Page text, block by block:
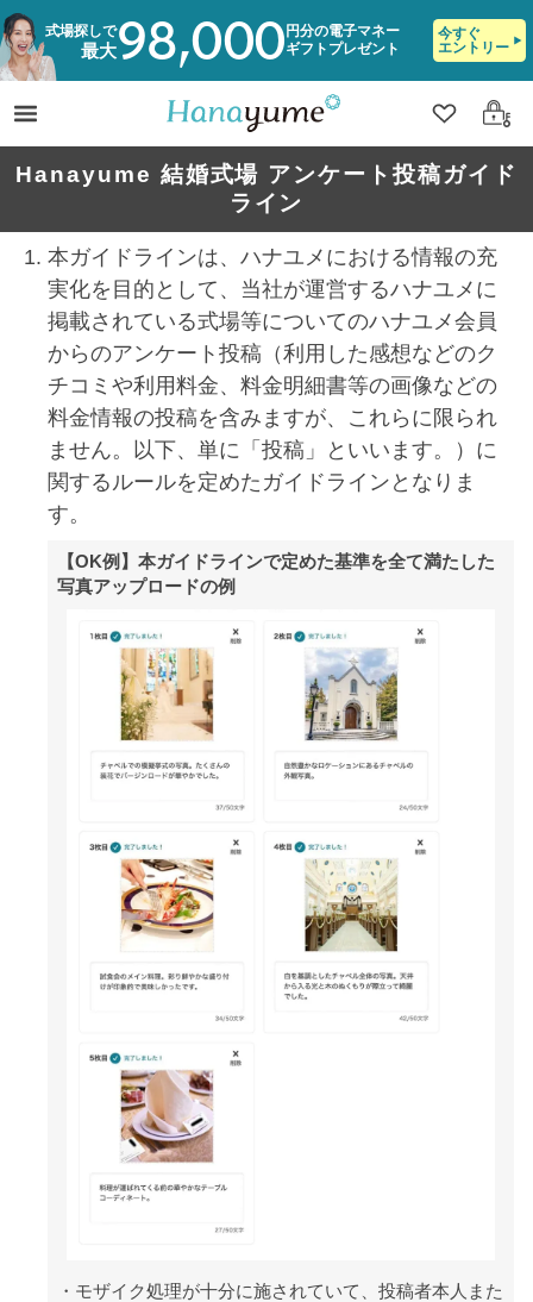
式場探しで
最大98,000 円分の電子マネー
ギフトプレゼント
今すぐ
エントリー
クリップ
ログ
Hanayume 結婚式場 アンケート投稿ガイド
ライン
本ガイドラインは、ハナユメにおける情報の充
実化を目的として、当社が運営するハナユメに
掲載されている式場等についてのハナユメ会員
からのアンケート投稿（利用した感想などのク
チコミや利用料金、料金明細書等の画像などの
料金情報の投稿を含みますが、これらに限られ
ません。以下、単に「投稿」といいます。）に
関するルールを定めたガイドラインとなりま
す。
【OK例】本ガイドラインで定めた基準を全て満たした
写真アップロードの例
モザイク処理が十分に施されていて、投稿者本人また